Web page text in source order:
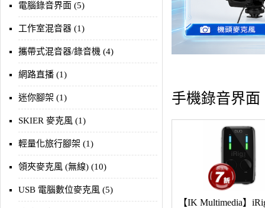
電腦錄音界面 (5)
工作室混音器 (1)
攜帶式混音器/錄音機 (4)
網路直播 (1)
迷你腳架 (1)
SKIER 麥克風 (1)
輕量化旅行腳架 (1)
領夾麥克風 (無線) (10)
USB 電腦數位麥克風 (5)
手機錄音界面
【IK Multimedia】